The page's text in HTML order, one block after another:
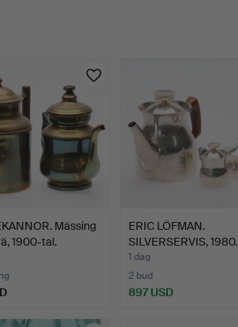
Mässing
1900-tal.
ERIC LÖFMAN.
SILVERSERVIS, 1980.
1 dag
2 bud
897 USD